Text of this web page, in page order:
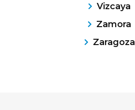
Vizcaya
Zamora
Zaragoza